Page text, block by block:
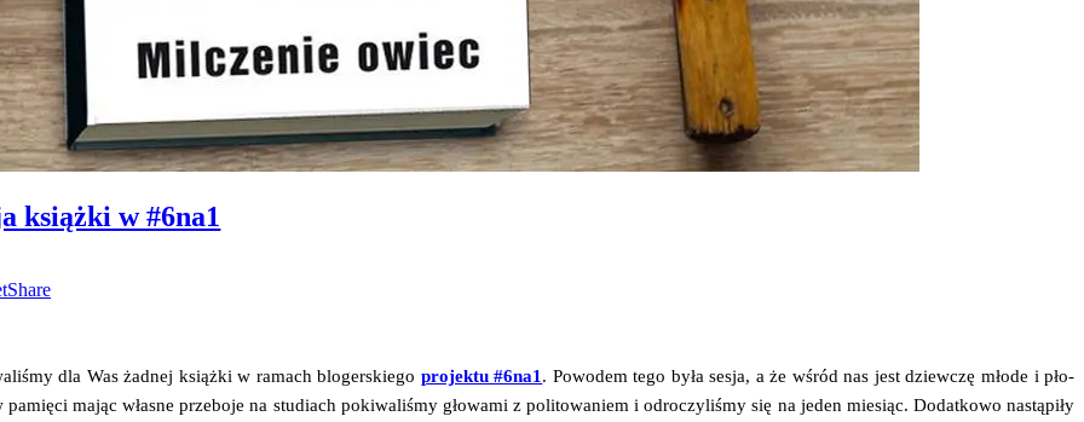
książki w #6na1
Share
dla Was żad­nej książ­ki w ramach blo­ger­skie­go pro­jek­tu #6na1 . Powo­dem tego była sesja, a że wśród nas jest dziew­czę mło­de i pło­
mając wła­sne prze­bo­je na stu­diach poki­wa­li­śmy gło­wa­mi z poli­to­wa­niem i odro­czy­li­śmy się na jeden mie­siąc. Dodat­ko­wo nastą­pi­ły